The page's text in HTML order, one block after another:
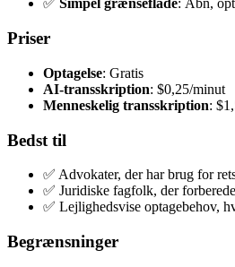
✅ Simpel grænseflade: Åbn,
Priser
Optagelse: Gratis
AI-transskription: $0,25/minut
Menneskelig transskription:
Bedst til
✅ Advokater, der har brug for
✅ Juridiske fagfolk, der
✅ Lejlighedsvise optagebehov,
Begrænsninger